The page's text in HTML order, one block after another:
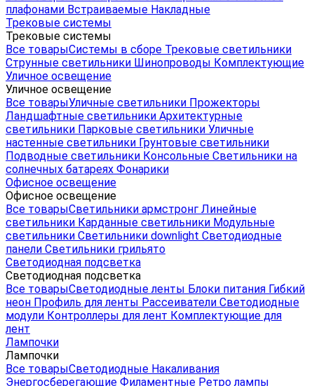
плафонами Встраиваемые Накладные
Трековые системы
Трековые системы
Все товарыСистемы в сборе Трековые светильники
Струнные светильники Шинопроводы Комплектующие
Уличное освещение
Уличное освещение
Все товарыУличные светильники Прожекторы
Ландшафтные светильники Архитектурные
светильники Парковые светильники Уличные
настенные светильники Грунтовые светильники
Подводные светильники Консольные Светильники на
солнечных батареях Фонарики
Офисное освещение
Офисное освещение
Все товарыСветильники армстронг Линейные
светильники Карданные светильники Модульные
светильники Светильники downlight Светодиодные
панели Светильники грильято
Светодиодная подсветка
Светодиодная подсветка
Все товарыСветодиодные ленты Блоки питания Гибкий
неон Профиль для ленты Рассеиватели Светодиодные
модули Контроллеры для лент Комплектующие для
лент
Лампочки
Лампочки
Все товарыСветодиодные Накаливания
Энергосберегающие Филаментные Ретро лампы